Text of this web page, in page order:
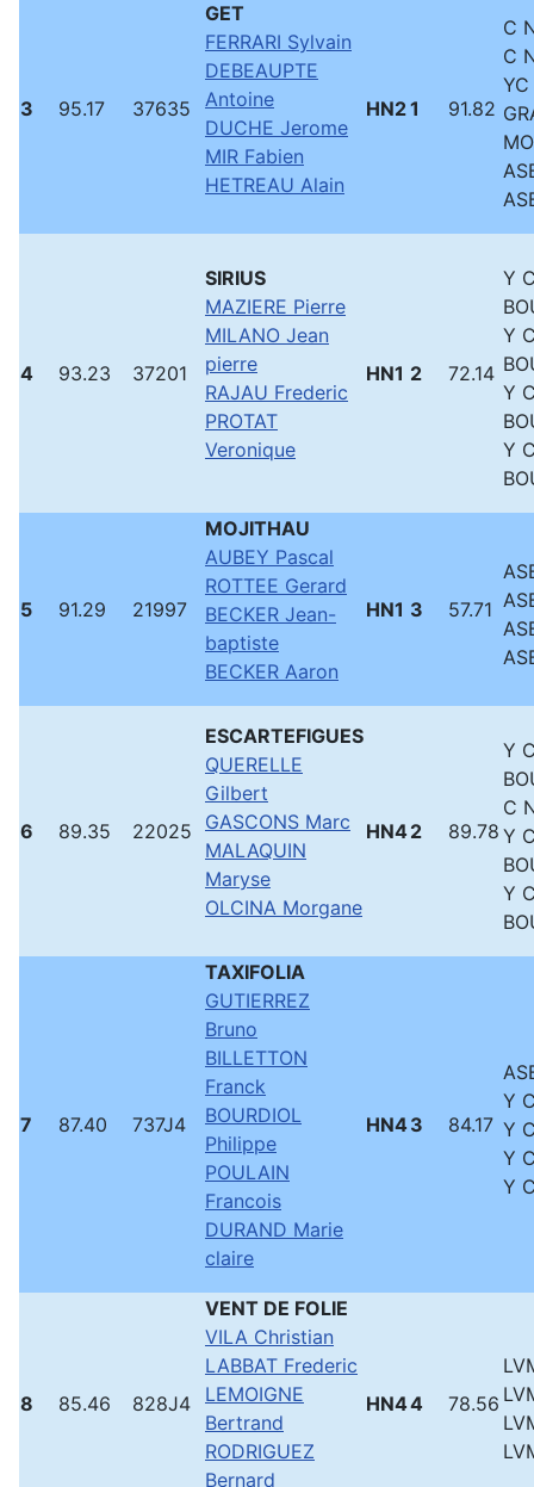
3 95.17 37635
GET
FERRARI Sylvain
DEBEAUPTE
Antoine
DUCHE Jerome
MIR Fabien
HETREAU Alain
HN21 91.82
C
C
4 93.23 37201
SIRIUS
MAZIERE Pierre
MILANO Jean
pierre
RAJAU Frederic
PROTAT
Veronique
HN1 2 72.14
Y
Y
Y
Y
5 91.29 21997
MOJITHAU
AUBEY Pascal
ROTTEE Gerard
BECKER Jean-
baptiste
BECKER Aaron
HN1 3 57.71
6 89.35 22025
ESCARTEFIGUES
QUERELLE
Gilbert
GASCONS Marc
MALAQUIN
Maryse
OLCINA Morgane
HN42 89.78
Y
C
Y
Y
7 87.40 737J4
TAXIFOLIA
GUTIERREZ
Bruno
BILLETTON
Franck
BOURDIOL
Philippe
POULAIN
Francois
DURAND Marie
claire
HN43 84.17
Y
Y
Y
Y
8 85.46 828J4
VENT DE FOLIE
VILA Christian
LABBAT Frederic
LEMOIGNE
Bertrand
RODRIGUEZ
Bernard
HN44 78.56